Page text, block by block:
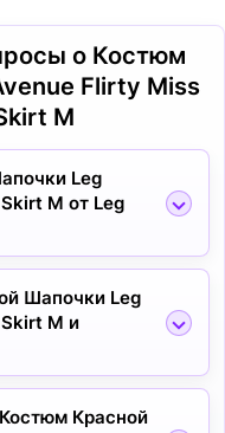
о Костюм
Flirty Miss
M
Leg
M от Leg
Шапочки Leg
M и
Красной